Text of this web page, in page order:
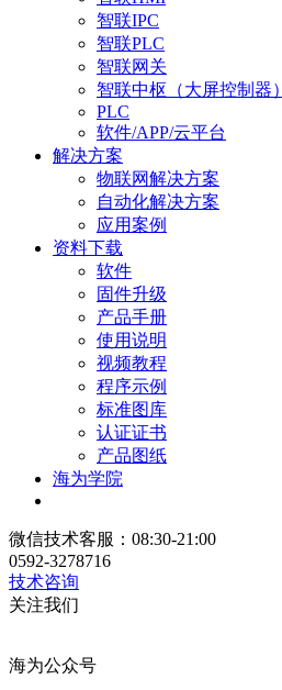
智联IPC
智联PLC
智联网关
智联中枢（大屏控制器）
PLC
软件/APP/云平台
解决方案
物联网解决方案
自动化解决方案
应用案例
资料下载
软件
固件升级
产品手册
使用说明
视频教程
程序示例
标准图库
认证证书
产品图纸
海为学院
微信技术客服：08:30-21:00
0592-3278716
技术咨询
关注我们
海为公众号